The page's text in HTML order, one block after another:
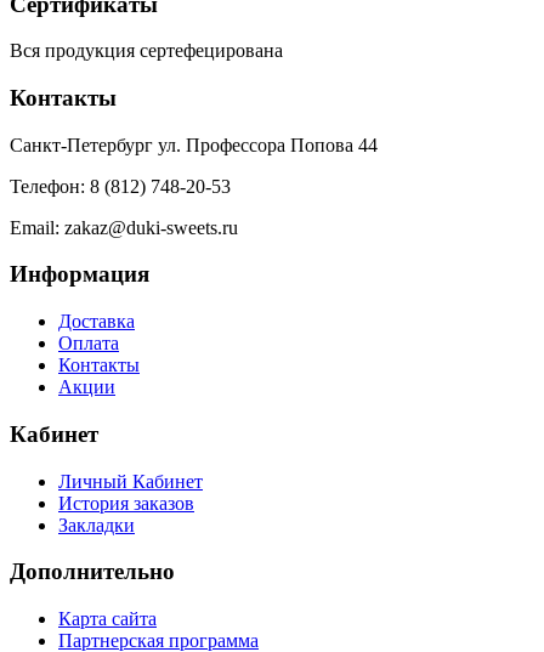
Вся продукция сертефецирована
Контакты
Санкт-Петербург ул. Профессора Попова 44
Телефон: 8 (812) 748-20-53
Email: zakaz@duki-sweets.ru
Информация
Доставка
Оплата
Контакты
Акции
Кабинет
Личный Кабинет
История заказов
Закладки
Дополнительно
Карта сайта
Партнерская программа